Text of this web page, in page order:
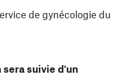
de gynécologie du
une nouvelle fenêtre)
suivie d'un